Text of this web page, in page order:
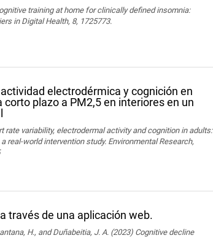
training at home for clinically defined insomnia:
in Digital Health, 8, 1725773.
electrodérmica y cognición en
plazo a PM2,5 en interiores en un
rate variability, electrodermal activity and cognition in adults:
real-world intervention study. Environmental Research,
través de una aplicación web.
H., and Duñabeitia, J. A. (2023) Cognitive decline